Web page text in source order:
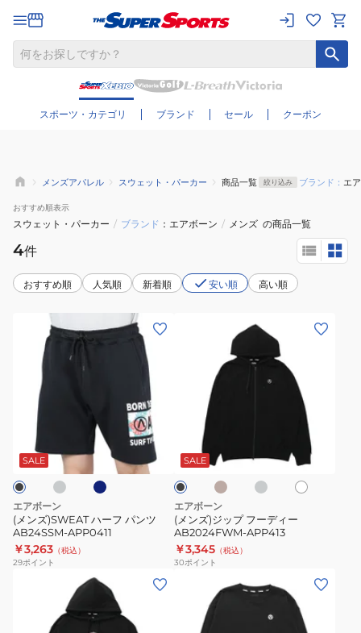
スポーツ・カテゴリ ブランド セール クーポン
さらに絞り込む
メンズアパレル スウェット・パーカー 商品一覧 絞り込み ブランド： エ
おすすめ順表示
スウェット・パーカー / ブランド エアボーン / メンズ の商品一覧
4件
おすすめ順 人気順 新着順 安い順 高い順
ズ)SWEAT
ン
ツ
AB24SSM-
APP0411
SALE
ネ
イ
ビ
エアボーン
(メンズ)SWEAT ハーフ パンツ
AB24SSM-APP0411
￥3,263 （税込）
29ポイント
ー
デ
ィ
ー
AB2024FWM-
APP413
SALE
ブ
ラ
ッ
ク
サ
ン
ド
ベ
ー
ュ
ラ
ト イ
ト
エアボーン
(メンズ)ジップ フーディー
AB2024FWM-APP413
￥3,345 （税込）
30ポイント